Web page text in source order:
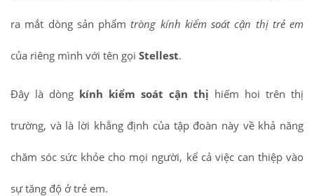
ra mắt dòng sản phẩmtròng kính kiểm soát cận thị trẻ em
của riêng mình với tên gọi Stellest.
Đây là dòng kính kiểm soát cận thị hiếm hoi trên thị
trường, và là lời khẳng định của tập đoàn này về khả năng
chăm sóc sức khỏe cho mọi người, kể cả việc can thiệp vào
sự tăng độ ở trẻ em.